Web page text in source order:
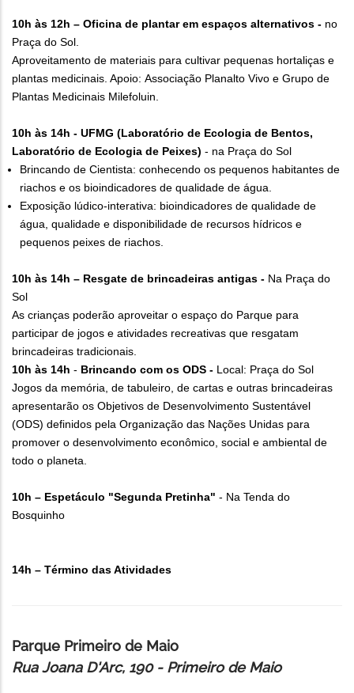
10h às 12h – Oficina de plantar em espaços alternativos - no
Praça do Sol.
Aproveitamento de materiais para cultivar pequenas hortaliças e
plantas medicinais. Apoio: Associação Planalto Vivo e Grupo de
Plantas Medicinais Milefoluin.
10h às 14h - UFMG (Laboratório de Ecologia de Bentos,
Laboratório de Ecologia de Peixes) - na Praça do Sol
Brincando de Cientista: conhecendo os pequenos habitantes de
riachos e os bioindicadores de qualidade de água.
Exposição lúdico-interativa: bioindicadores de qualidade de
água, qualidade e disponibilidade de recursos hídricos e
pequenos peixes de riachos.
10h às 14h – Resgate de brincadeiras antigas - Na Praça do
Sol
As crianças poderão aproveitar o espaço do Parque para
participar de jogos e atividades recreativas que resgatam
brincadeiras tradicionais.
10h às 14h - Brincando com os ODS - Local: Praça do Sol
Jogos da memória, de tabuleiro, de cartas e outras brincadeiras
apresentarão os Objetivos de Desenvolvimento Sustentável
(ODS) definidos pela Organização das Nações Unidas para
promover o desenvolvimento econômico, social e ambiental de
todo o planeta.
10h – Espetáculo "Segunda Pretinha" - Na Tenda do
Bosquinho
14h – Término das Atividades
Parque Primeiro de Maio
Rua Joana D'Arc, 190 - Primeiro de Maio